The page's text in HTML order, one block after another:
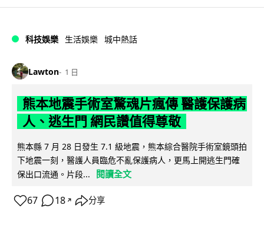
科技娛樂 生活娛樂 城中熱話
Lawton 1 日
熊本地震手術室驚魂片瘋傳 醫護保護病
人、逃生門 網民讚值得尊敬
熊本縣 7 月 28 日發生 7.1 級地震，熊本綜合醫院手術室鏡頭拍
下地震一刻，醫護人員臨危不亂保護病人，更馬上開逃生門確
保出口流通。片段...
閱讀全文
67 18 ↗ 分享